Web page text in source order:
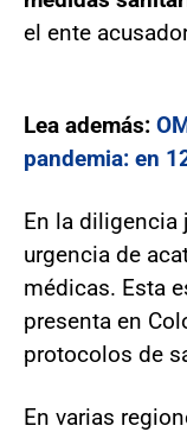
el ente
Lea además:
pandemia: en
En la
urgencia de
médicas. Esta
presenta en
protocolos de
En varias